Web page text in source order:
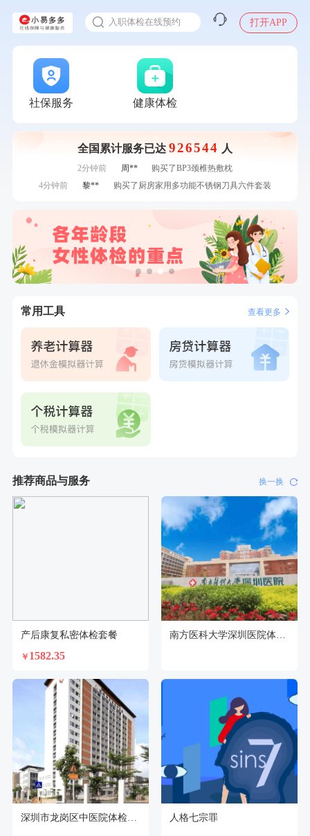
入职体检在线预约
打开APP
社保服务 健康体检
全国累计服务已达 926544 人
7分钟前 何**
购买了姚朵朵-1000g粗粮生活礼盒
7分钟前
苗**
成功预约了男性婚前体检基础套餐
刚刚
姜**
成功预约了女性VIP体检套餐
成功预约了女性VIP体检套餐
购买了固本堂阿胶糕传统口味400g
刚刚
购买了固本堂阿胶糕传统口味400g
2分钟前
孙**
成功预约了商务应酬体检（男）
2分钟前
周**
购买了BP3颈椎热敷枕
4分钟前
黎**
购买了厨房家用多功能不锈钢刀具六件套装
成功预约了尊享版孕前套餐（女）
6分钟前
戴*
购买了便携式手持小风扇
7分钟前
何**
购买了姚朵朵-1000g粗粮生活礼盒
成功预约了男性婚前体检基础套餐
常用工具 查看更多
推荐商品与服务 换一换
产后康复私密体检套餐
￥ 1582.35
南方医科大学深圳医院体检中心
人格七宗罪